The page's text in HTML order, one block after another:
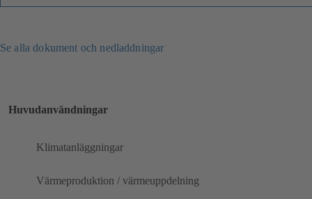
Se alla dokument och nedladdningar
Huvudanvändningar
Klimatanläggningar
Värmeproduktion / värmeuppdelning